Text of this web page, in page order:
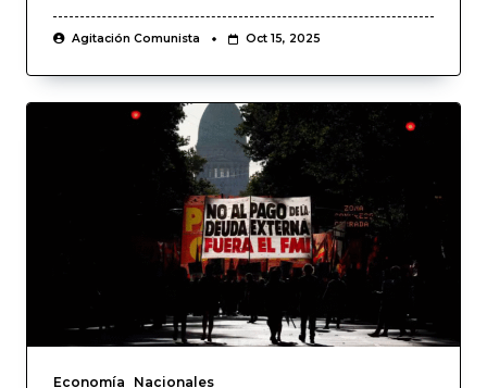
Agitación Comunista Oct 15, 2025
Economía Nacionales